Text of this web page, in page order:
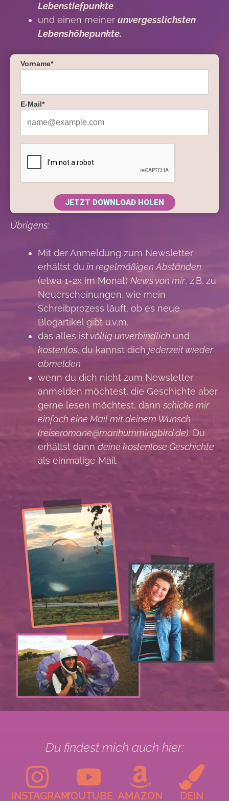
Lebenstiefpunkte
und einen meiner unvergesslichsten
Lebenshöhepunkte.
Vorname*
E-Mail*
JETZT DOWNLOAD HOLEN
Übrigens:
Mit der Anmeldung zum Newsletter
erhältst du in regelmäßigen Abständen
(etwa 1-2x im Monat) News von mir, z.B. zu
Neuerscheinungen, wie mein
Schreibprozess läuft, ob es neue
Blogartikel gibt u.v.m.
das alles istvöllig unverbindlich und
kostenlos, du kannst dichjederzeit wieder
abmelden
wenn du dich nicht zum Newsletter
anmelden möchtest, die Geschichte aber
gerne lesen möchtest, dann schicke mir
einfach eine Mail mit deinem Wunsch
(reiseromane@marihummingbird.de). Du
erhältst dann deine kostenlose Geschichte
als einmalige Mail.
Du findest mich auch hier:
INSTAGRAMYOUTUBE AMAZON DEIN